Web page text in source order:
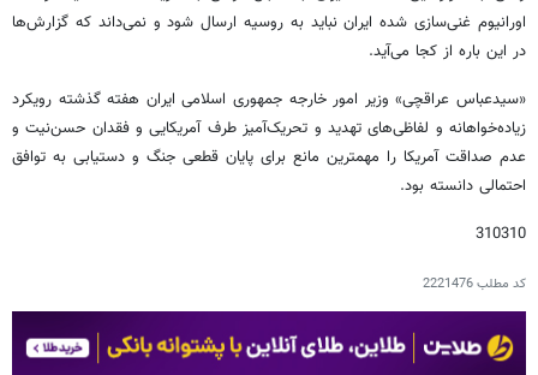
اورانیوم غنی‌سازی شده ایران نباید به روسیه ارسال شود و نمی‌داند که گزارش‌ها
در این باره از کجا می‌آید.
«سیدعباس عراقچی» وزیر امور خارجه جمهوری اسلامی ایران هفته گذشته رویکرد
زیاده‌خواهانه و لفاظی‌های تهدید و تحریک‌آمیز طرف آمریکایی و فقدان حسن‌نیت و
عدم صداقت آمریکا را مهمترین مانع برای پایان قطعی جنگ و دستیابی به توافق
احتمالی دانسته بود.
310310
کد مطلب2221476